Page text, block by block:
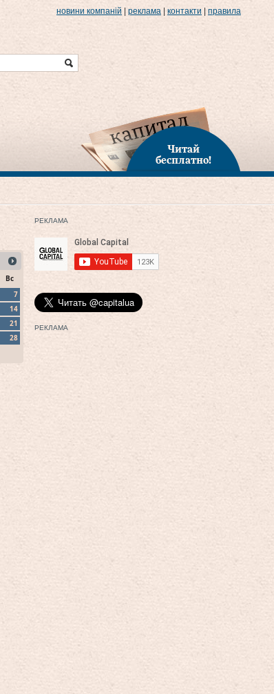
новини компаній реклама контакти правила
Читай
бесплатно!
Вс
7
14
21
28
РЕКЛАМА
РЕКЛАМА